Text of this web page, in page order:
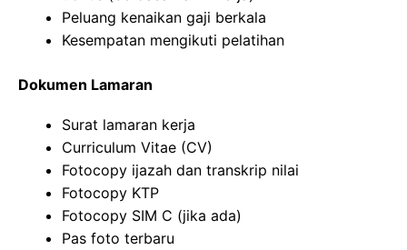
Peluang kenaikan gaji berkala
Kesempatan mengikuti pelatihan
Dokumen Lamaran
Surat lamaran kerja
Curriculum Vitae (CV)
Fotocopy ijazah dan transkrip nilai
Fotocopy KTP
Fotocopy SIM C (jika ada)
Pas foto terbaru